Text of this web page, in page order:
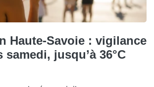
Haute-Savoie : vigilance
samedi, jusqu’à 36°C